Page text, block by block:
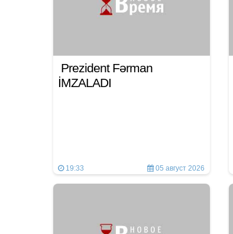
Prezident Fərman
İMZALADI
19:33 05 август 2026